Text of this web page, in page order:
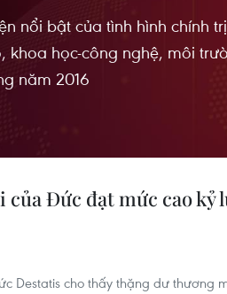
nổi bật của tình hình chính
khoa học-công nghệ, môi
năm 2016
của Đức đạt mức cao kỷ
Destatis cho thấy thặng dư thương